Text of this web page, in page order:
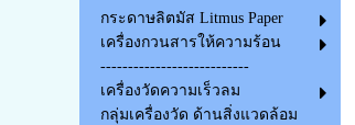
กระดาษลิตมัส Litmus Paper
เครื่องกวนสารให้ความร้อน
---------------------------
เครื่องวัดความเร็วลม
กลุ่มเครื่องวัด ด้านสิ่งแวดล้อม